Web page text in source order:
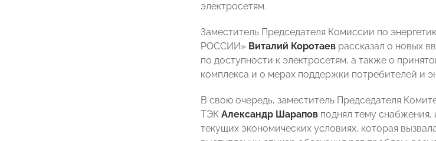
электросетям.
Заместитель Председателя Комиссии по
РОССИИ» Виталий Коротаев рассказал о новых
по доступности к электросетям, а также о
комплекса и о мерах поддержки потребителей и
В свою очередь, заместитель Председателя
ТЭК Александр Шарапов поднял тему снабжения,
текущих экономических условиях, которая